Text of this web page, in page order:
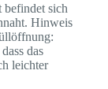
sich
Hinweis
das
leichter